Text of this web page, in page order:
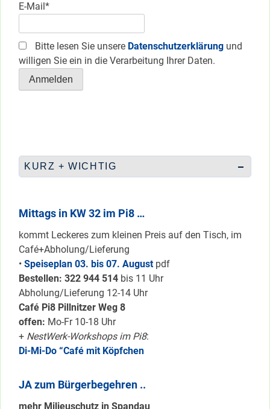
E-Mail*
Bitte lesen Sie unsere Datenschutzerklärung und
willigen Sie ein in die Verarbeitung Ihrer Daten.
KURZ + WICHTIG
Mittags in KW 32 im Pi8 …
kommt Leckeres zum kleinen Preis auf den Tisch, im
Café+Abholung/Lieferung
• Speiseplan 03. bis 07. August pdf
Bestellen: 322 944 514 bis 11 Uhr
Abholung/Lieferung 12-14 Uhr
Café Pi8 Pillnitzer Weg 8
offen: Mo-Fr 10-18 Uhr
+ NestWerk-Workshops im Pi8:
Di-Mi-Do “Café mit Köpfchen
JA zum Bürgerbegehren ..
mehr Milieuschutz in Spandau